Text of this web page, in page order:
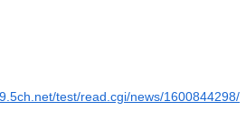
test/read.cgi/news/1600844298/